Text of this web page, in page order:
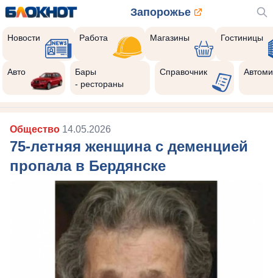
Запорожье
Новости Работа Магазины Гостиницы
Авто
Бары
- рестораны
Справочник
Общество 14.05.2026
75-летняя женщина с деменцией
пропала в Бердянске